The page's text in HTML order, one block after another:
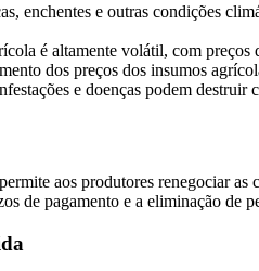
enchentes e outras condições
é altamente volátil, com
dos preços dos insumos
e doenças podem destruir
aos produtores renegociar
de pagamento e a eliminação de